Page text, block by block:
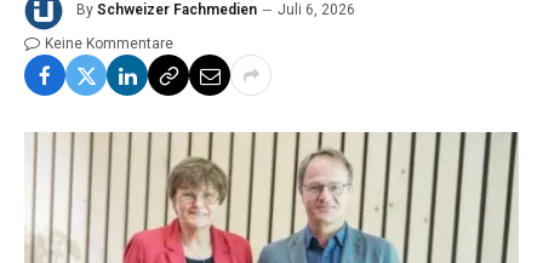
By Schweizer Fachmedien
Juli 6, 2026
Keine Kommentare